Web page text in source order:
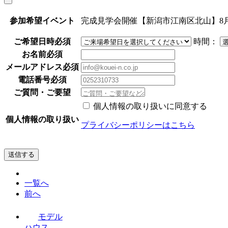
参加希望イベント 完成見学会開催【新潟市江南区北山】8
ご希望日時必須
時間：
お名前必須
メールアドレス必須
電話番号必須
ご質問・ご要望
個人情報の取り扱い
個人情報の取り扱いに同意する
プライバシーポリシーはこちら
送信する
一覧へ
前へ
モデル